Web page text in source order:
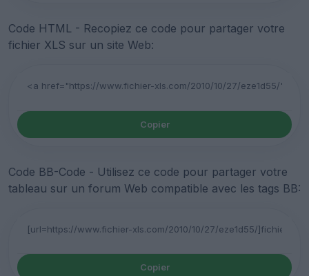
Code HTML - Recopiez ce code pour partager votre
fichier XLS sur un site Web:
Copier
Code BB-Code - Utilisez ce code pour partager votre
tableau sur un forum Web compatible avec les tags BB:
Copier